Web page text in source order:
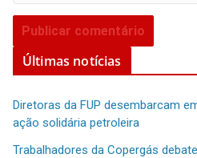
Últimas notícias
Diretoras da FUP desembarcam
ação solidária petroleira
Trabalhadores da Copergás